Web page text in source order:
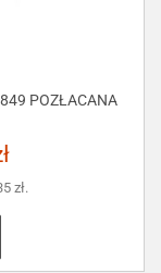
POZŁACANA
zł.